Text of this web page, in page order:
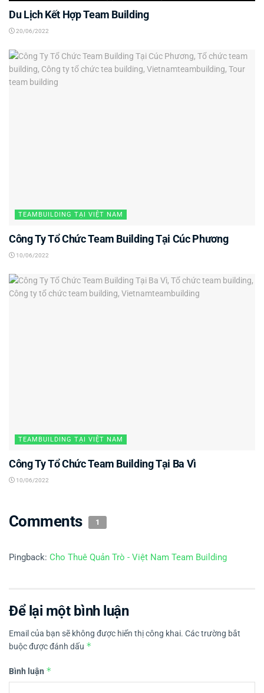
Du Lịch Kết Hợp Team Building
20/06/2022
TEAMBUILDING TẠI VIỆT NAM
Công Ty Tổ Chức Team Building Tại Cúc Phương
10/06/2022
TEAMBUILDING TẠI VIỆT NAM
Công Ty Tổ Chức Team Building Tại Ba Vì
10/06/2022
Comments 1
Pingback: Cho Thuê Quản Trò - Việt Nam Team Building
Để lại một bình luận
Email của bạn sẽ không được hiển thị công khai. Các trường bắt
buộc được đánh dấu *
Bình luận *